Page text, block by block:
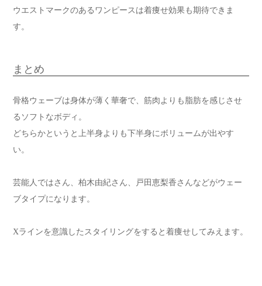
ウエストマークのあるワンピースは着痩せ効果も期待できま
す。
まとめ
骨格ウェーブは身体が薄く華奢で、筋肉よりも脂肪を感じさせ
るソフトなボディ。
どちらかというと上半身よりも下半身にボリュームが出やす
い。
芸能人ではさん、柏木由紀さん、戸田恵梨香さんなどがウェー
ブタイプになります。
Xラインを意識したスタイリングをすると着痩せしてみえます。